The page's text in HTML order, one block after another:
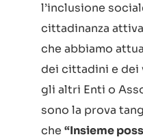
l’inclusione
cittadinanza
che abbiamo
dei cittadini e dei
gli altri Enti o
sono la prova
che “Insieme